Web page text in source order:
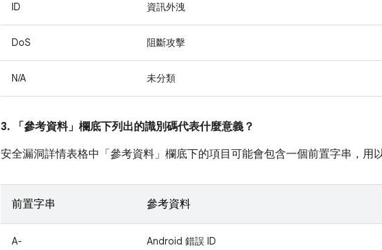
ID 資訊外洩
DoS 阻斷攻擊
N/A 未分類
3. 「參考資料」 欄底下列出的識別碼代表什麼意義？
安全漏洞詳情表格中「參考資料」 欄底下的項目可能會包含一個前置字串，用
前置字串 參考資料
A- Android 錯誤 ID